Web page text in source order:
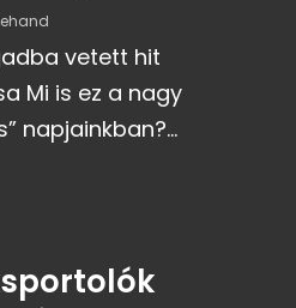
vetett hit
Mi is ez a nagy
napjainkban?...